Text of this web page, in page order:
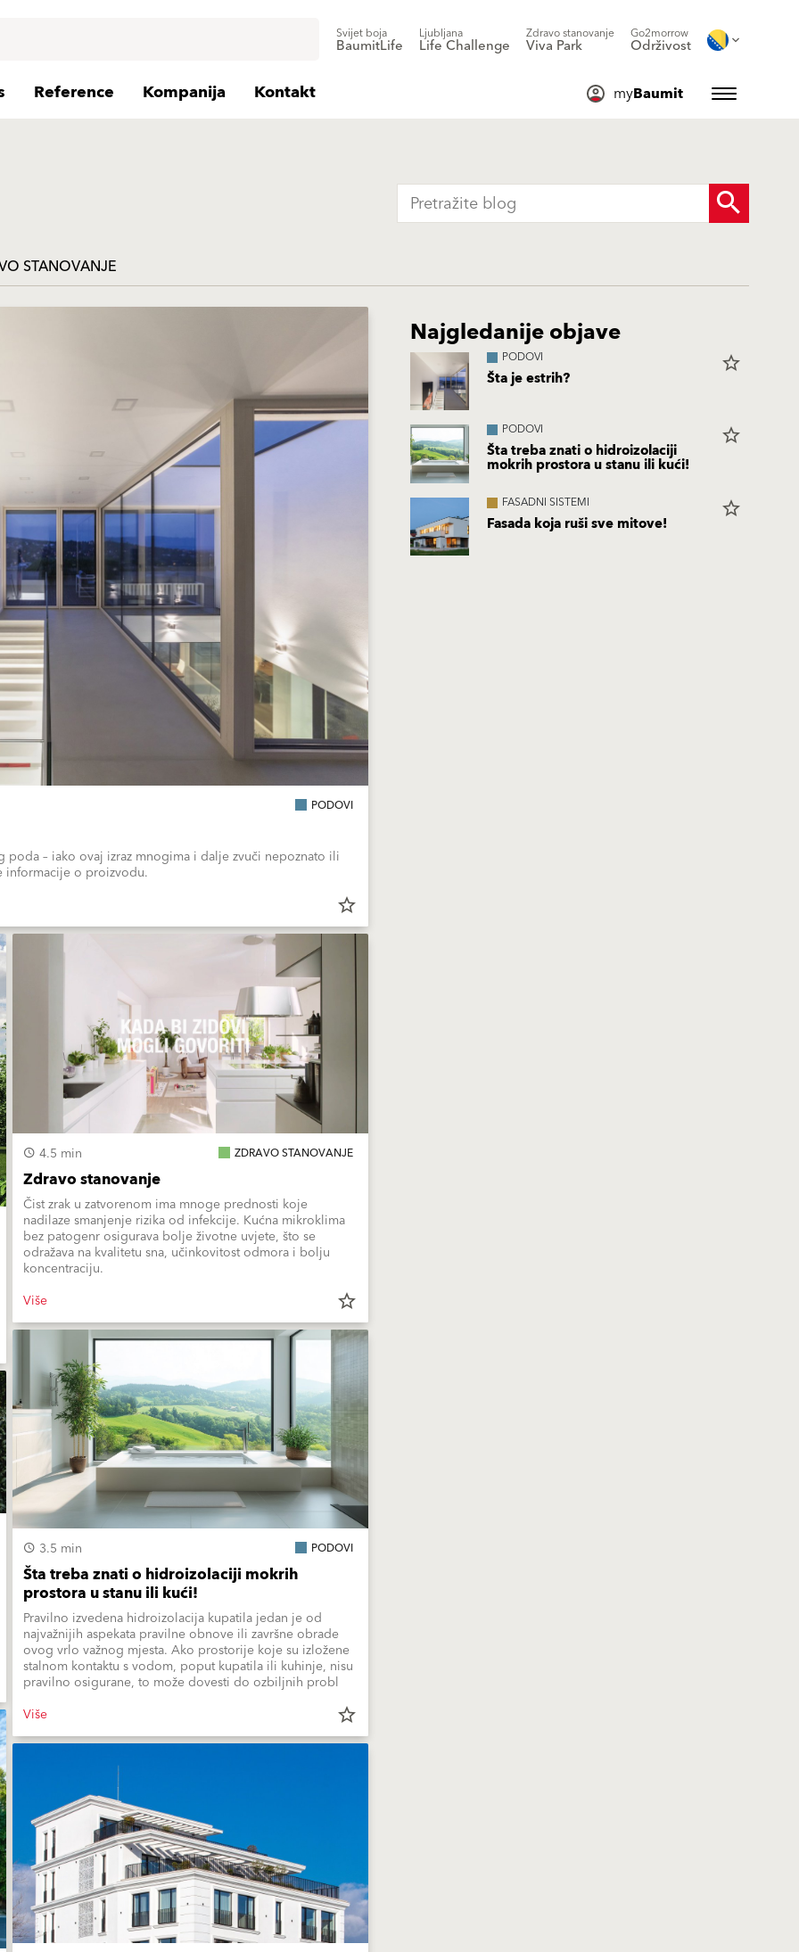
Svijet boja
BaumitLife
Ljubljana
Life Challenge
Zdravo stanovanje
Viva Park
Go2morrow
Održivost
Reference Kompanija Kontakt myBaumit
STANOVANJE
PODOVI
– iako ovaj izraz mnogima i dalje zvuči nepoznato ili
informacije o proizvodu.
star_border
4.5 min ZDRAVO STANOVANJE
Zdravo stanovanje
Čist zrak u zatvorenom ima mnoge prednosti koje
nadilaze smanjenje rizika od infekcije. Kućna mikroklima
bez patogenr osigurava bolje životne uvjete, što se
odražava na kvalitetu sna, učinkovitost odmora i bolju
koncentraciju.
Više
star_border
3.5 min PODOVI
Šta treba znati o hidroizolaciji mokrih
prostora u stanu ili kući!
Pravilno izvedena hidroizolacija kupatila jedan je od
najvažnijih aspekata pravilne obnove ili završne obrade
ovog vrlo važnog mjesta. Ako prostorije koje su izložene
stalnom kontaktu s vodom, poput kupatila ili kuhinje, nisu
pravilno osigurane, to može dovesti do ozbiljnih probl
Više
star_border
Najgledanije objave
PODOVI
Šta je estrih?
star_border
PODOVI
Šta treba znati o hidroizolaciji
mokrih prostora u stanu ili kući!
star_border
FASADNI SISTEMI
Fasada koja ruši sve mitove!
star_border